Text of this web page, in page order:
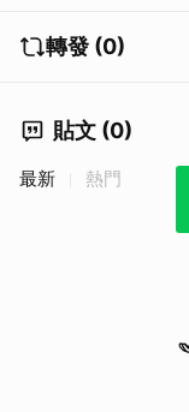
轉發 (0)
貼文 (0)
最新 熱門